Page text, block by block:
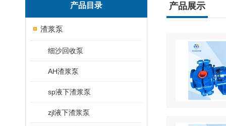
产品目录
渣浆泵
细沙回收泵
AH渣浆泵
sp液下渣浆泵
zjl液下渣浆泵
产品展示